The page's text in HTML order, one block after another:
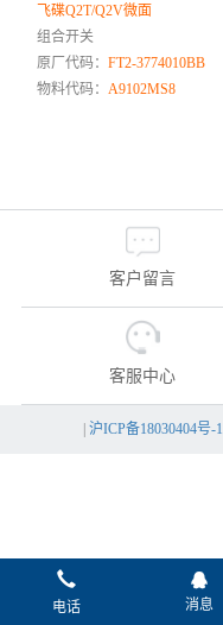
飞碟Q2T/Q2V微面
组合开关
原厂代码：FT2-3774010BB
物料代码：A9102MS8
客户留言
客服中心
沪ICP备18030404号-1
电话 消息